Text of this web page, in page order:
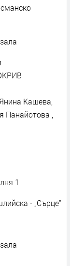
Кашева,
,
1
- „Сърце“